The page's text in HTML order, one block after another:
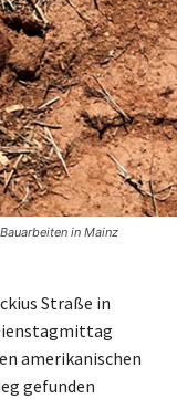
in Mainz
Straße in
amerikanischen
gefunden